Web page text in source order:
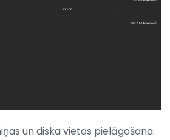
un diska vietas pielāgošana.